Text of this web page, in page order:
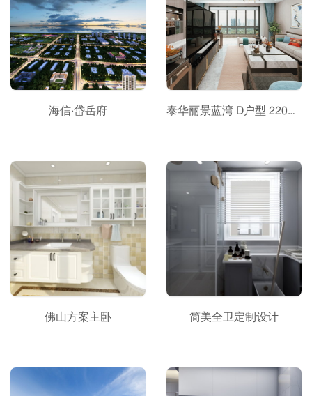
海信·岱岳府 泰华丽景蓝湾 D户型 220㎡ 四室两厅三卫（仅供参考）
佛山方案主卧 简美全卫定制设计